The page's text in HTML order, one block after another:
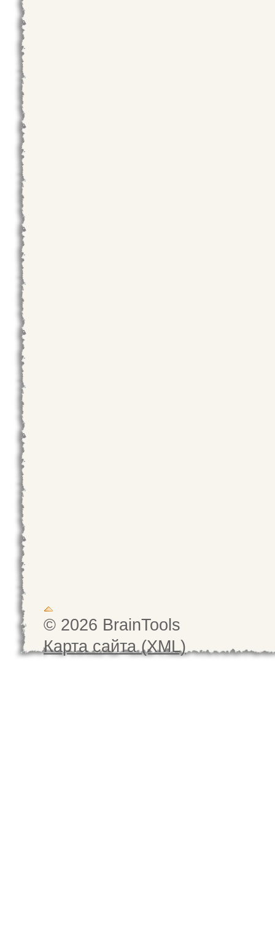
© 2026 BrainTools
Карта сайта (XML)